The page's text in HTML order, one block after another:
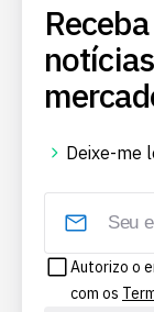
Deixe-me
Autorizo o
com os